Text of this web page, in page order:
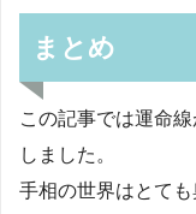
まとめ
この記事では運命
しました。
手相の世界はとて